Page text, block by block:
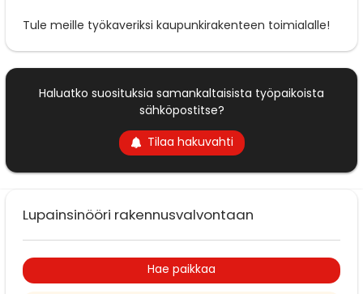
Tule meille työkaveriksi kaupunkirakenteen toimialalle!
Haluatko suosituksia samankaltaisista työpaikoista
sähköpostitse?
Tilaa hakuvahti
Lupainsinööri rakennusvalvontaan
Hae paikkaa